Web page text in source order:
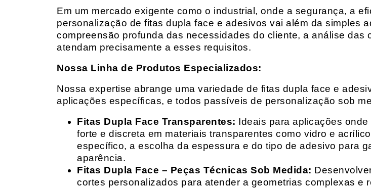
Em um mercado exigente como o industrial, onde a segurança, a
personalização de fitas dupla face e adesivos vai além da simples
compreensão profunda das necessidades do cliente, a análise
atendam precisamente a esses requisitos.
Nossa Linha de Produtos Especializados:
Nossa expertise abrange uma variedade de fitas dupla face e
aplicações específicas, e todos passíveis de personalização sob
Fitas Dupla Face Transparentes: Ideais para aplicações
forte e discreta em materiais transparentes como vidro e
específico, a escolha da espessura e do tipo de adesivo para
aparência.
Fitas Dupla Face – Peças Técnicas Sob Medida:
cortes personalizados para atender a geometrias complexas e